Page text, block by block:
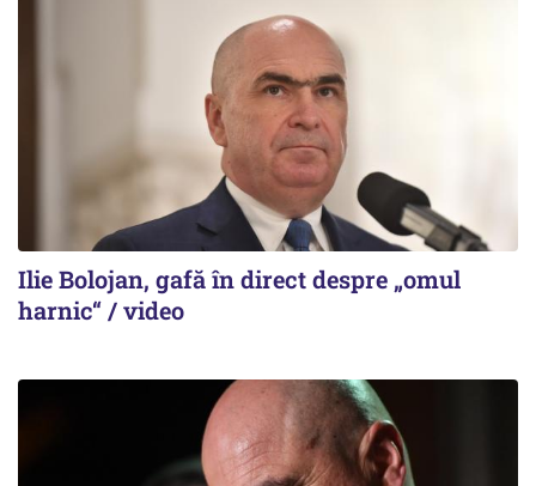
Ilie Bolojan, gafă în direct despre „omul
harnic“ / video